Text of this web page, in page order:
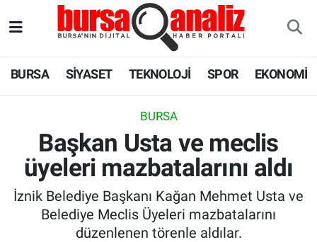
BURSA SİYASET TEKNOLOJİ SPOR EKONOMİ
BURSA
Başkan Usta ve meclis
üyeleri mazbatalarını aldı
İznik Belediye Başkanı Kağan Mehmet Usta ve
Belediye Meclis Üyeleri mazbatalarını
düzenlenen törenle aldılar.
SPOR
EKONOMİ
SAĞLIK
Süper Lig Puan Durumu ve Fikstür
Tüm Manşetler
Son Dakika Haberleri